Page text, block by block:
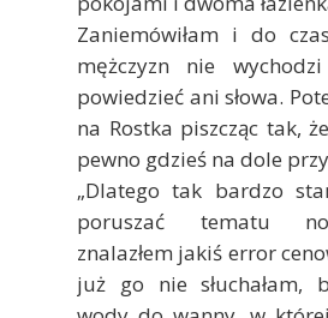
Zaniemówiłam i do
mężczyzn nie
powiedzieć ani słowa.
na Rostka piszcząc tak,
pewno gdzieś na dole
„Dlatego tak bardzo
poruszać tematu
znalazłem jakiś error
już go nie słuchałam,